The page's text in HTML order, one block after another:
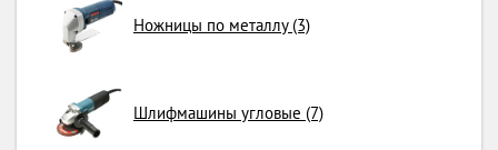
Ножницы по металлу (3)
Шлифмашины угловые (7)